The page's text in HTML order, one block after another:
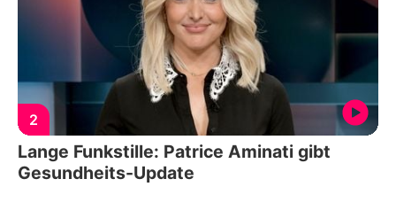
2
Lange Funkstille: Patrice Aminati gibt
Gesundheits-Update